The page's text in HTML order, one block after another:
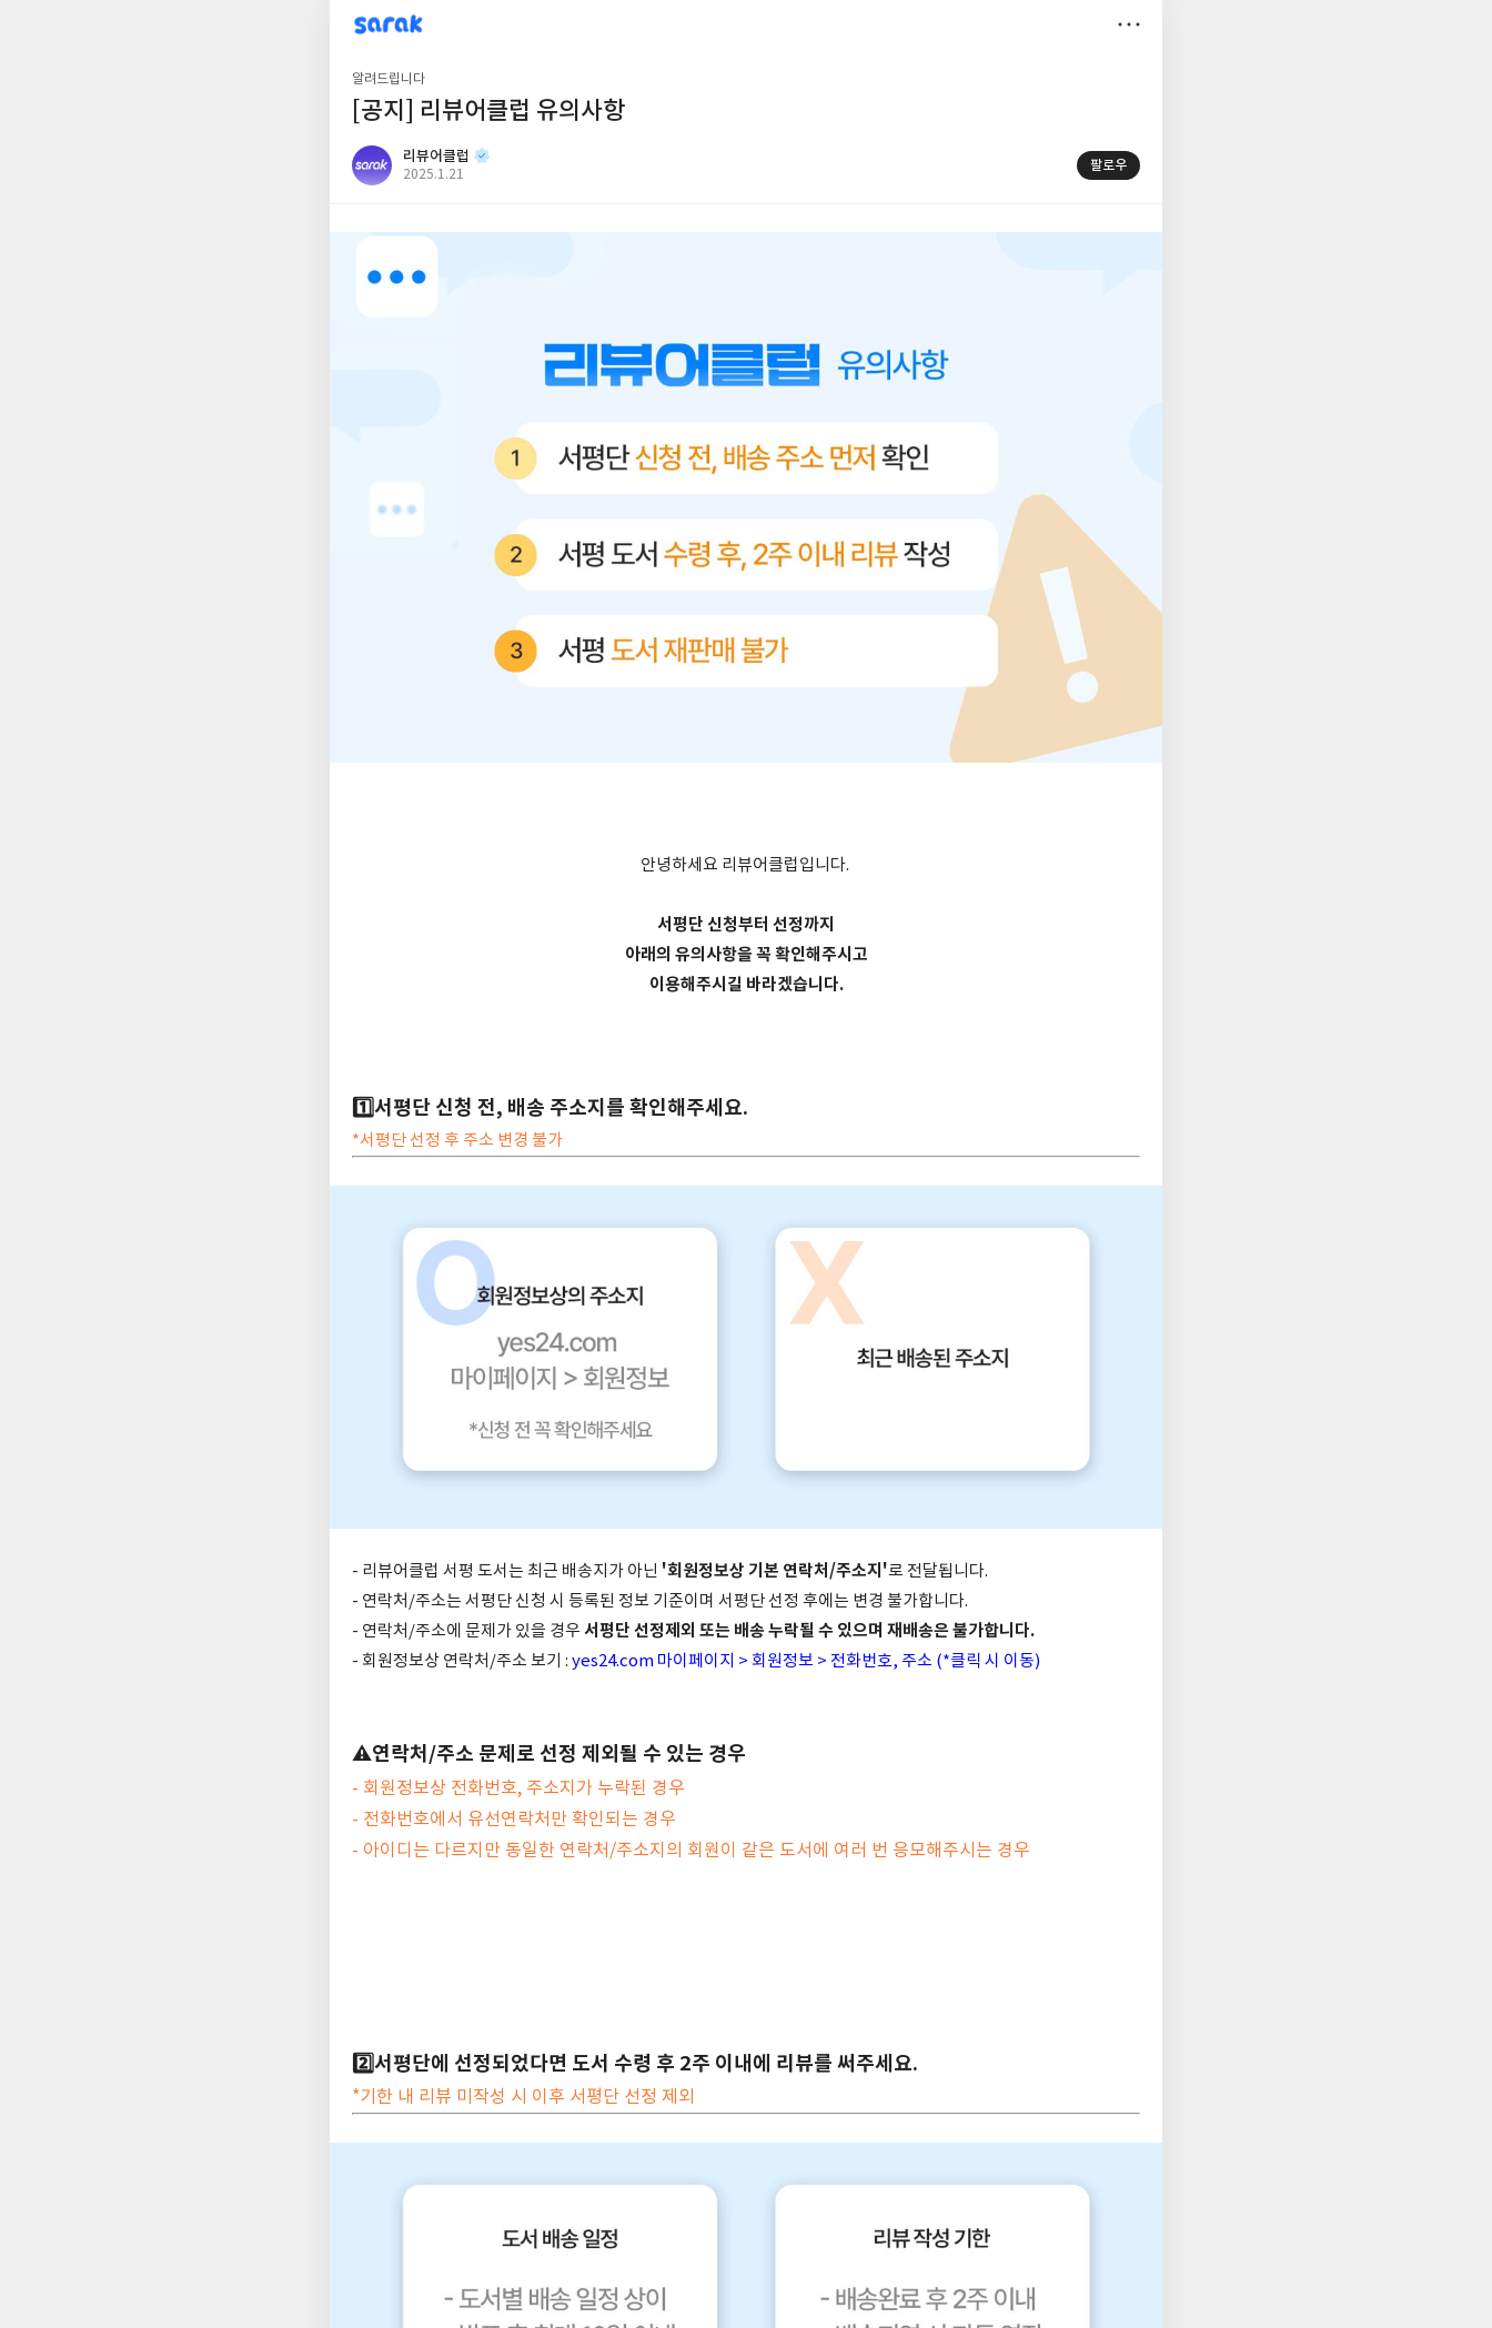
sarak
리뷰어클럽
알려드립니다
[공지] 리뷰어클럽 유의사항
리뷰어클럽
공
2025.1.21
팔로우
안녕하세요 리뷰어클럽입니다.
서평단 신청부터 선정까지
아래의 유의사항을 꼭 확인해주시고
이용해주시길 바라겠습니다.
1️⃣서평단 신청 전, 배송 주소지를 확인해주세요.
*서평단 선정 후 주소 변경 불가
- 리뷰어클럽 서평 도서는 최근 배송지가 아닌 '회원정보상 기본 연락처/주소지'로 전달됩니다.
- 연락처/주소는 서평단 신청 시 등록된 정보 기준이며 서평단 선정 후에는 변경 불가합니다.
- 연락처/주소에 문제가 있을 경우 서평단 선정제외 또는 배송 누락될 수 있으며 재배송은 불가합니다.
- 회원정보상 연락처/주소 보기 : yes24.com 마이페이지 > 회원정보 > 전화번호, 주소 (*클릭 시 이동)
⚠️연락처/주소 문제로 선정 제외될 수 있는 경우
- 회원정보상 전화번호, 주소지가 누락된 경우
- 전화번호에서 유선연락처만 확인되는 경우
- 아이디는 다르지만 동일한 연락처/주소지의 회원이 같은 도서에 여러 번 응모해주시는 경우
2️⃣서평단에 선정되었다면 도서 수령 후 2주 이내에 리뷰를 써주세요.
*기한 내 리뷰 미작성 시 이후 서평단 선정 제외